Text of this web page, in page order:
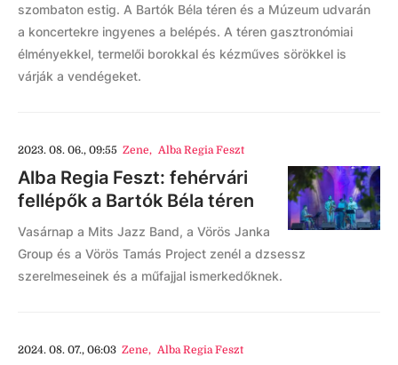
szombaton estig. A Bartók Béla téren és a Múzeum udvarán
a koncertekre ingyenes a belépés. A téren gasztronómiai
élményekkel, termelői borokkal és kézműves sörökkel is
várják a vendégeket.
2023. 08. 06., 09:55 Zene, Alba Regia Feszt
Alba Regia Feszt: fehérvári
fellépők a Bartók Béla téren
Vasárnap a Mits Jazz Band, a Vörös Janka
Group és a Vörös Tamás Project zenél a dzsessz
szerelmeseinek és a műfajjal ismerkedőknek.
2024. 08. 07., 06:03 Zene, Alba Regia Feszt